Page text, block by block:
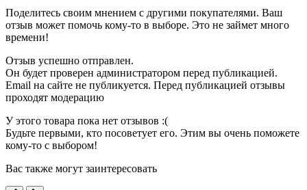
Поделитесь своим мнением с другими покупателями. Ваш
отзыв может помочь кому-то в выборе. Это не займет много
времени!
Отзыв успешно отправлен.
Он будет проверен администратором перед публикацией.
Email на сайте не публикуется. Перед публикацией отзывы
проходят модерацию
У этого товара пока нет отзывов :(
Будьте первыми, кто посоветует его. Этим вы очень поможете
кому-то с выбором!
Вас также могут заинтересовать